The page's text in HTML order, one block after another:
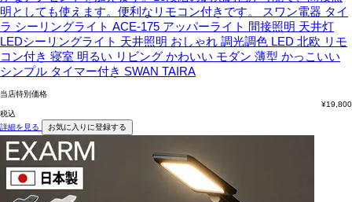
明としても使えます。便利なリモコン付きです。
スワン電器 タイ
ラ シーリングライト ACE-175 アッパーライト 間接照明 天井灯
LEDシーリングライト 天井照明 おしゃれ 調光調色 LED 北欧 リモ
コン付き 寝室 明るい リビング かわいい モダン 薄型 かっこいい
シンプル タイマー付き SWAN TAIRA
当店特別価格
¥19,800
税込
詳細を見る
お気に入りに登録する